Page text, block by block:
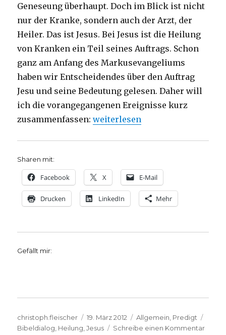
Geneseung überhaupt. Doch im Blick ist nicht
nur der Kranke, sondern auch der Arzt, der
Heiler. Das ist Jesus. Bei Jesus ist die Heilung
von Kranken ein Teil seines Auftrags. Schon
ganz am Anfang des Markusevangeliums
haben wir Entscheidendes über den Auftrag
Jesu und seine Bedeutung gelesen. Daher will
ich die vorangegangenen Ereignisse kurz
zusammenfassen:„Predigt über Markus 1, 40-45,
weiterlesen
Sharen mit:
Facebook X E-Mail
Drucken LinkedIn Mehr
Gefällt mir:
Autor
christoph.fleischer
Veröffentlicht
am
19. März 2012 Kategorien
Allgemein Predigt
Bibeldialog Heilung ,Jesus Schreibe einen Kommentarzu